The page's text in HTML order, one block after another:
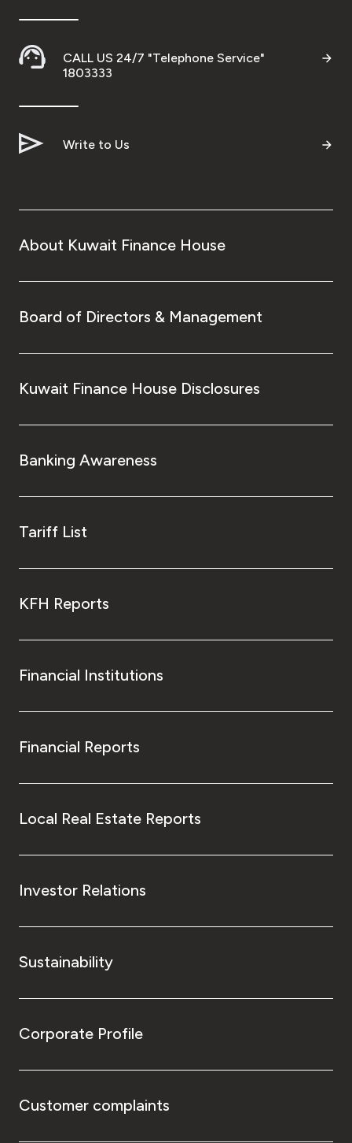
CALL US 24/7 "Telephone Service"
1803333
Write to Us
About Kuwait Finance House
Board of Directors & Management
Kuwait Finance House Disclosures
Banking Awareness
Tariff List
KFH Reports
Financial Institutions
Financial Reports
Local Real Estate Reports
Investor Relations
Sustainability
Corporate Profile
Customer complaints